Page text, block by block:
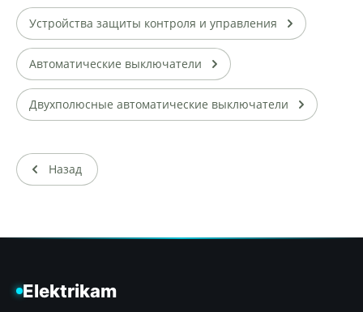
Устройства защиты контроля и управления
Автоматические выключатели
Двухполюсные автоматические выключатели
Назад
Elektrikam